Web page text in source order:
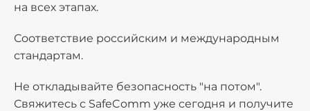
на всех этапах.
Соответствие российским и международным
стандартам.
Не откладывайте безопасность "на потом".
Свяжитесь с SafeComm уже сегодня и получите